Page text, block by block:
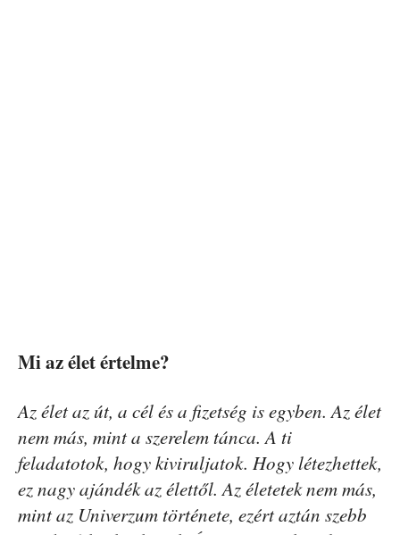
Mi az élet értelme?
Az élet az út, a cél és a fizetség is egyben. Az élet
nem más, mint a szerelem tánca. A ti
feladatotok, hogy kiviruljatok. Hogy létezhettek,
ez nagy ajándék az élettől. Az életetek nem más,
mint az Univerzum története, ezért aztán szebb